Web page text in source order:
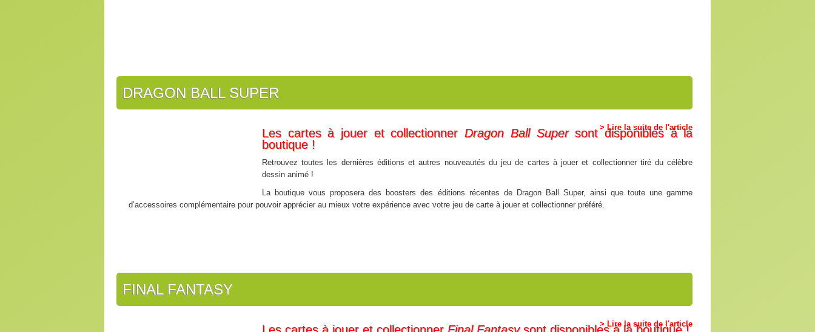
DRAGON BALL SUPER
> Lire la suite de l'article
Les cartes à jouer et collectionnerDragon Ball Supersont disponibles à la
boutique !
Retrouvez toutes les dernières éditions et autres nouveautés du jeu de cartes à jouer et collectionner tiré du célèbre
dessin animé !
La boutique vous proposera des boosters des éditions récentes de Dragon Ball Super, ainsi que toute une gamme
d’accessoires complémentaire pour pouvoir apprécier au mieux votre expérience avec votre jeu de carte à jouer et collectionner préféré.
FINAL FANTASY
> Lire la suite de l'article